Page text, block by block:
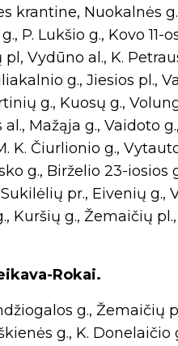
krantine, Nuokalnės
P. Lukšio g., Kovo 11-
Vydūno al., K.
g., Jiesios pl.,
g., Kuosų g.,
Mažąja g., Vaidoto
K. Čiurlionio g.,
g., Birželio 23-iosios
pr., Eivenių g.,
Kuršių g., Žemaičių
Rokai.
g., Žemaičių
g., K.